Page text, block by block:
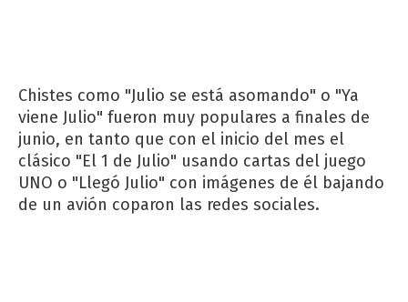
Chistes como "Julio se está asomando" o "Ya
viene Julio" fueron muy populares a finales de
junio, en tanto que con el inicio del mes el
clásico "El 1 de Julio" usando cartas del juego
UNO o "Llegó Julio" con imágenes de él bajando
de un avión coparon las redes sociales.